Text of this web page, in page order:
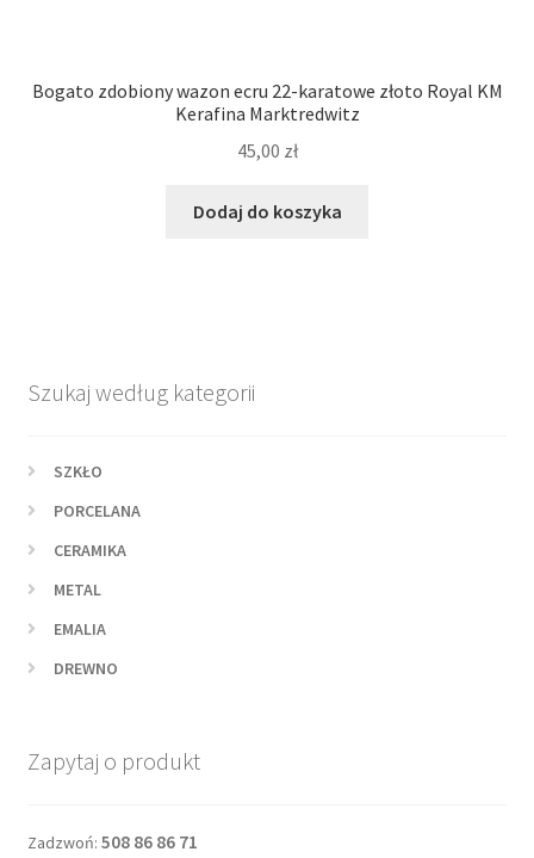
Bogato zdobiony wazon ecru 22-karatowe złoto Royal KM
Kerafina Marktredwitz
45,00 zł
Dodaj do koszyka
Szukaj według kategorii
SZKŁO
PORCELANA
CERAMIKA
METAL
EMALIA
DREWNO
Zapytaj o produkt
Zadzwoń: 508 86 86 71